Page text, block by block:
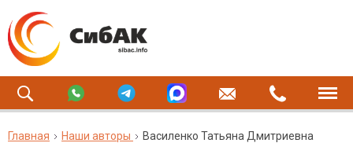
Главная Наши авторы Василенко Татьяна Дмитриевна